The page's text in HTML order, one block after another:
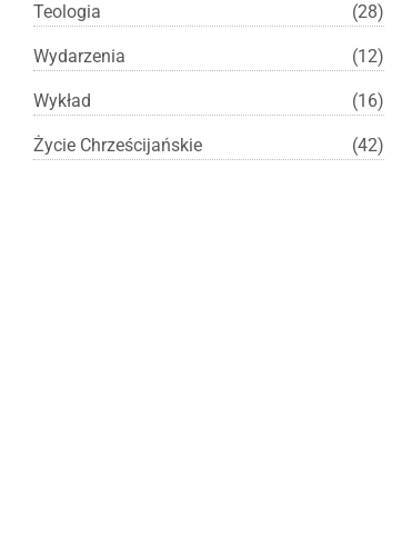
Teologia (28)
Wydarzenia (12)
Wykład (16)
Życie Chrześcijańskie (42)